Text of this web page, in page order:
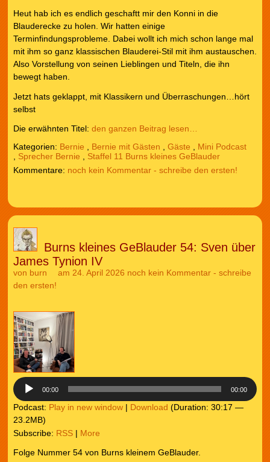
Heut hab ich es endlich geschaftt mir den Konni in die
Blauderecke zu holen. Wir hatten einige
Terminfindungsprobleme. Dabei wollt ich mich schon lange mal
mit ihm so ganz klassischen Blauderei-Stil mit ihm austauschen.
Also Vorstellung von seinen Lieblingen und Titeln, die ihn
bewegt haben.
Jetzt hats geklappt, mit Klassikern und Überraschungen…hört
selbst
Die erwähnten Titel: den ganzen Beitrag lesen…
Kategorien: Bernie Bernie mit Gästen Gäste
Mini Podcast
Sprecher Bernie
Staffel 11 Burns kleines GeBlauder
noch kein Kommentar - schreibe den ersten!
Burns kleines GeBlauder 54: Sven über
James Tynion IV
von burn am 24. April 2026 noch kein Kommentar - schreibe
den ersten!
00:00 00:00
Podcast: Play in new window| Download (Duration: 30:17 —
23.2MB)
Subscribe: RSS| More
Folge Nummer 54 von Burns kleinem GeBlauder.